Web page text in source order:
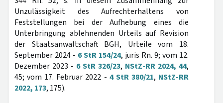
Unzulässigkeit des Aufrechterhaltens von
Feststellungen bei der Aufhebung eines die
Unterbringung ablehnenden Urteils auf Revision
der Staatsanwaltschaft BGH, Urteile vom 18.
September 2024 - 6 StR 154/24, juris Rn. 9; vom 12.
Dezember 2023 - 6 StR 326/23, NStZ-RR 2024, 44,
45; vom 17. Februar 2022 - 4 StR 380/21, NStZ-RR
2022, 173, 175).